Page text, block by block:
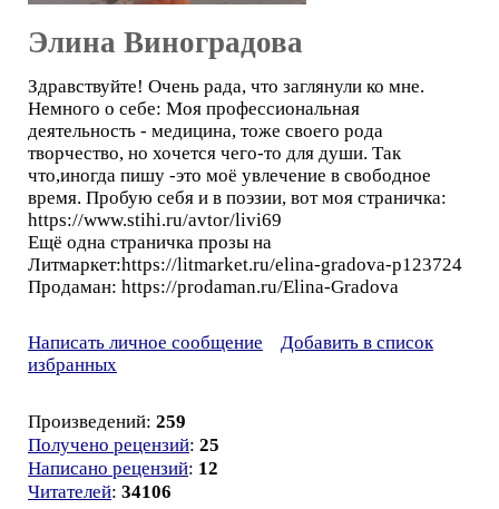
Элина Виноградова
Здравствуйте! Очень рада, что заглянули ко мне.
Немного о себе: Моя профессиональная
деятельность - медицина, тоже своего рода
творчество, но хочется чего-то для души. Так
что,иногда пишу -это моё увлечение в свободное
время. Пробую себя и в поэзии, вот моя страничка:
https://www.stihi.ru/avtor/livi69
Ещё одна страничка прозы на
Литмаркет:https://litmarket.ru/elina-gradova-p123724
Продаман: https://prodaman.ru/Elina-Gradova
Написать личное сообщение
Добавить в список
избранных
Произведений: 259
Получено рецензий: 25
Написано рецензий: 12
Читателей: 34106